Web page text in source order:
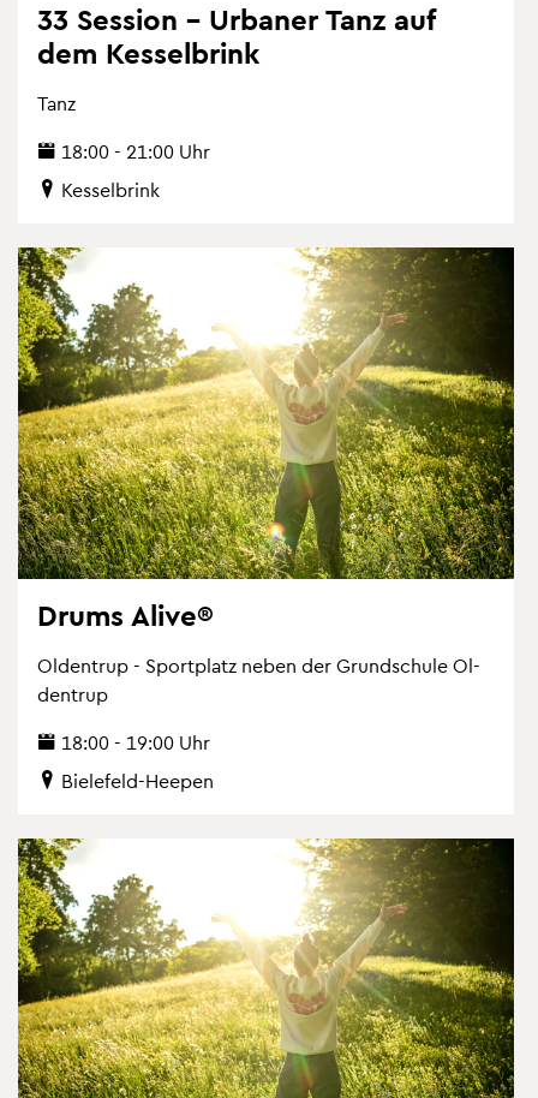
33 Ses­si­on – Ur­ba­ner Tanz auf
dem Kes­sel­brink
Tanz
18:00 - 21:00 Uhr
Kes­sel­brink
Drums Alive®
Ol­den­trup - Sport­platz neben der Grund­schu­le Ol­
den­trup
18:00 - 19:00 Uhr
Bie­le­feld-Hee­pen